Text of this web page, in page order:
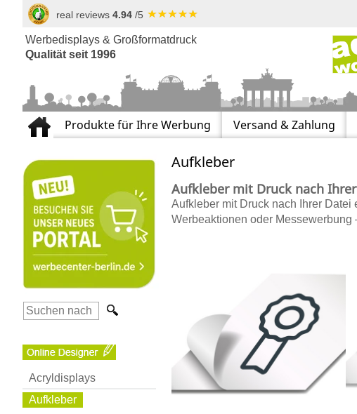
real reviews 4.94 /5
Werbedisplays & Großformatdruck
Qualität seit 1996
Produkte für Ihre Werbung Versand & Zahlung
Acryldisplays
Aufkleber
Aufkleber
Aufkleber mit Druck nach
Aufkleber mit Druck nach Ihrer Datei
Werbeaktionen oder